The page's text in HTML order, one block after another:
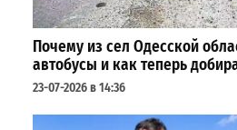
Почему из сел Одесской
автобусы и как теперь
23-07-2026 в 14:36